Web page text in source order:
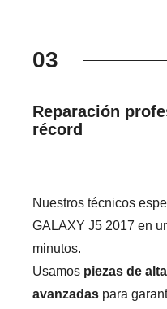
03
Reparación
récord
Nuestros técnicos
GALAXY J5 2017 en
minutos.
Usamos piezas de
avanzadas para